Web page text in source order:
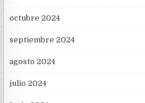
octubre 2024
septiembre 2024
agosto 2024
julio 2024